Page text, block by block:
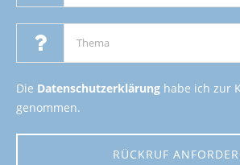
Die Datenschutzerklärung habe ich zur
genommen.
RÜCKRUF